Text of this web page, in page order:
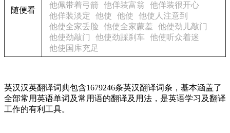
随便看
他佩带着弓箭
他佯装富翁
他佯装很开心
他佯装淡定
他使 他使
他使人注意到
他使全家丢脸
他使全家蒙羞
他使劲儿敲门
他使劲敲门
他使劲踩刹车
他使听众着迷
他使国库充足
英汉汉英翻译词典包含1679246条英汉翻译词条，基本涵盖了
全部常用英语单词及常用语的翻译及用法，是英语学习及翻译
工作的有利工具。